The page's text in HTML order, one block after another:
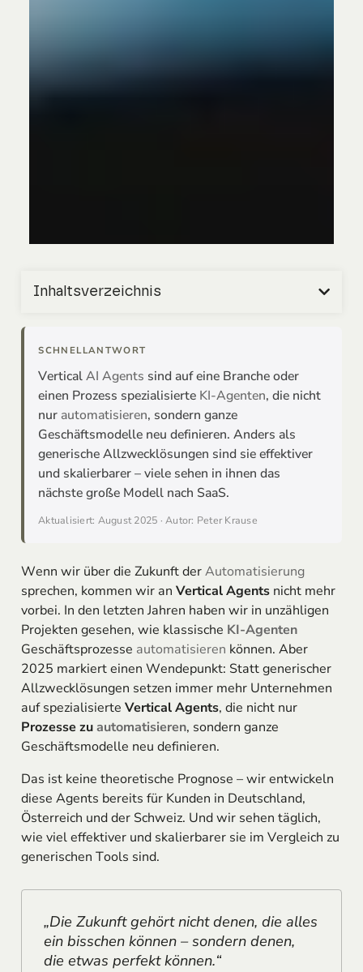
Inhaltsverzeichnis
SCHNELLANTWORT
VerticalAI Agents sind auf eine Branche oder
einen Prozess spezialisierte KI-Agenten, die nicht
nur automatisieren, sondern ganze
Geschäftsmodelle neu definieren. Anders als
generische Allzwecklösungen sind sie effektiver
und skalierbarer – viele sehen in ihnen das
nächste große Modell nach SaaS.
Aktualisiert: August 2025 · Autor: Peter Krause
Wenn wir über die Zukunft derAutomatisierung
sprechen, kommen wir an Vertical Agentsnicht mehr
vorbei. In den letzten Jahren haben wir in unzähligen
Projekten gesehen, wie klassische KI-Agenten
Geschäftsprozesse automatisieren können. Aber
2025 markiert einen Wendepunkt: Statt generischer
Allzwecklösungen setzen immer mehr Unternehmen
auf spezialisierte Vertical Agents, die nicht nur
Prozesse zuautomatisieren, sondern ganze
Geschäftsmodelle neu definieren.
Das ist keine theoretische Prognose – wir entwickeln
diese Agents bereits für Kunden in Deutschland,
Österreich und der Schweiz. Und wir sehen täglich,
wie viel effektiver und skalierbarer sie im Vergleich zu
generischen Tools sind.
„Die Zukunft gehört nicht denen, die alles
ein bisschen können – sondern denen,
die etwas perfekt können.“